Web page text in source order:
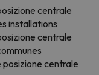
centrale
installations
centrale
centrale